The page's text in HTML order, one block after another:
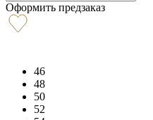
Оформить предзаказ
46
48
50
52